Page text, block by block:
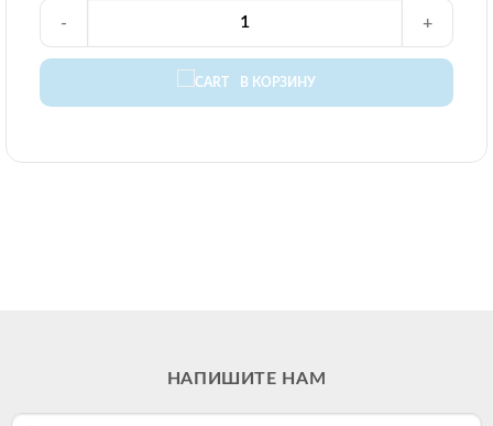
В КОРЗИНУ
- +
НАПИШИТЕ НАМ